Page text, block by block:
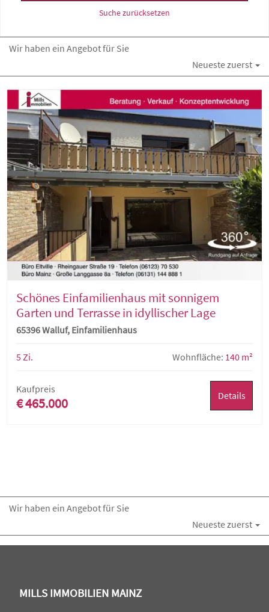
Suche zurücksetzen
Wir haben ein Angebot für Sie
Neueste zuerst
Schönes Einfamilienhaus mit sonnigem
Garten und Terrasse in idyllischer Lage
65396 Walluf, Einfamilienhaus
5 Zi. Wohnfläche: 140 m²
Kaufpreis
€ 465.000 Details
Wir haben ein Angebot für Sie
Neueste zuerst
MILLS IMMOBILIEN MAINZ